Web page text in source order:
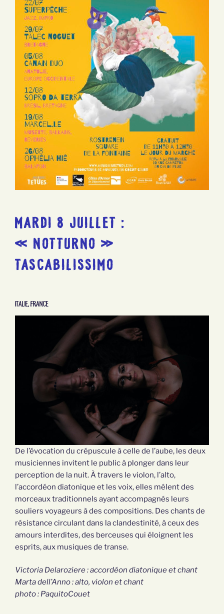
MARDI 8 JUILLET :
« NOTTURNO »
TASCABILISSIMO
Italie, France
De l’évocation du crépuscule à celle de l’aube, les deux
musiciennes invitent le public à plonger dans leur
perception de la nuit. À travers le violon, l’alto,
l’accordéon diatonique et les voix, elles mêlent des
morceaux traditionnels ayant accompagnés leurs
souliers voyageurs à des compositions. Des chants de
résistance circulant dans la clandestinité, à ceux des
amours interdites, des berceuses qui éloignent les
esprits, aux musiques de transe.
Victoria Delaroziere : accordéon diatonique et chant
Marta dell’Anno : alto, violon et chant
photo : PaquitoCouet